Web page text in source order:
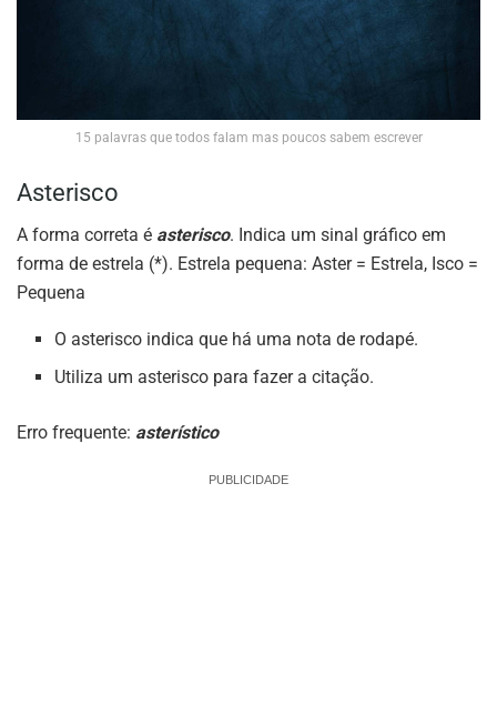
15 palavras que todos falam mas poucos sabem escrever
Asterisco
A forma correta é asterisco. Indica um sinal gráfico em
forma de estrela (*). Estrela pequena: Aster = Estrela, Isco =
Pequena
O asterisco indica que há uma nota de rodapé.
Utiliza um asterisco para fazer a citação.
Erro frequente: asterístico
PUBLICIDADE